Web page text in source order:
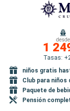
desde
1
Tasas:
niños gratis
Club para niños
Paquete de
Pensión